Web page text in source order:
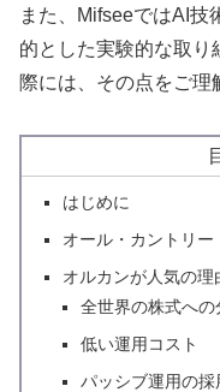
また、MifseeではAI技
的とした実験的な取り
際には、その点をご理
はじめに
オール・カントリー
オルカンが人気の理
全世界の株式への
低い運用コスト
パッシブ運用の採